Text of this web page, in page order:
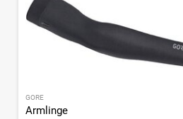
GORE
Armlinge